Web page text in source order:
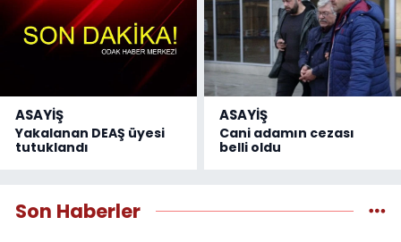
ASAYİŞ
Yakalanan DEAŞ üyesi
tutuklandı
ASAYİŞ
Cani adamın cezası
belli oldu
Son Haberler